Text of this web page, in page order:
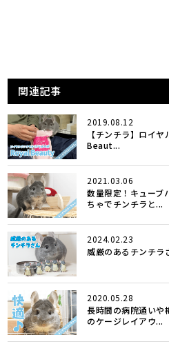
関連記事
2019.08.12
【チンチラ】ロイ
Beaut...
2021.03.06
数量限定！キューブ
ちゃでチンチラと...
2024.02.23
威厳のあるチンチラ
2020.05.28
長時間の病院通いや
のケージレイアウ...